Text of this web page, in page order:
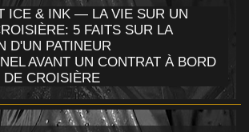
ICE & INK — LA VIE SUR UN
5 FAITS SUR LA
D'UN PATINEUR
AVANT UN CONTRAT À BORD
DE CROISIÈRE